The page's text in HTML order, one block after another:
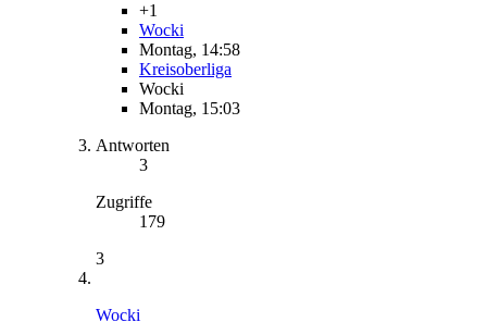
+1
Wocki
Montag, 14:58
Kreisoberliga
Wocki
Montag, 15:03
Antworten
3
Zugriffe
179
3
Wocki